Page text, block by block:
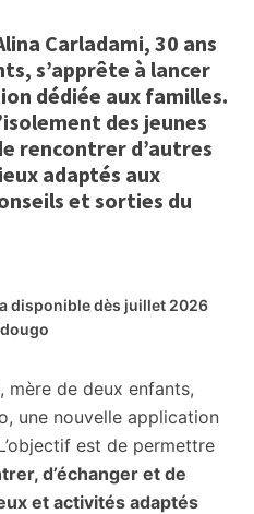
Carladami, 30 ans
s’apprête à lancer
dédiée aux familles.
des jeunes
rencontrer d’autres
adaptés aux
et sorties du
disponible dès juillet 2026
mère de deux enfants,
une nouvelle application
est de permettre
d’échanger et de
et activités adaptés